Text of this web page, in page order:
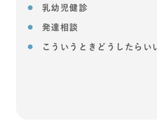
乳幼児健診
発達相談
こういうときどうしたらい